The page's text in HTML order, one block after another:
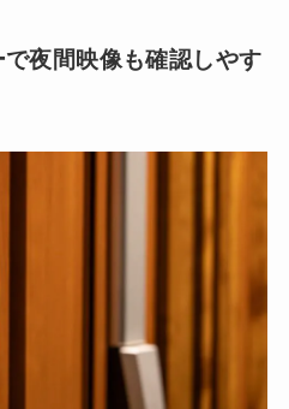
夜間映像も確認しやす